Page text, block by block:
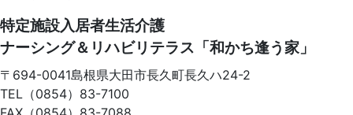
特定施設入居者生活介護
ナーシング＆リハビリテラス「和かち逢う家」
〒694-0041島根県大田市長久町長久ハ24-2
TEL（0854）83-7100